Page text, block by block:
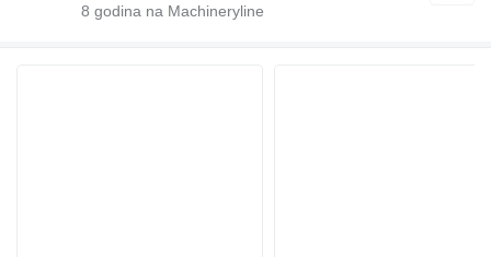
8 godina na Machineryline